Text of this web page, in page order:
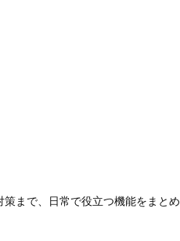
まで、日常で役立つ機能をまと